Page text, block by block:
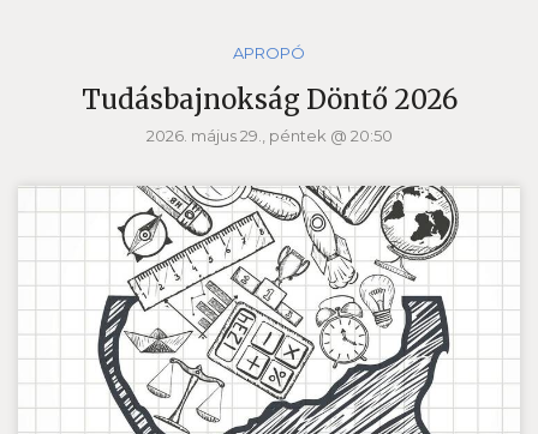
APROPÓ
Tudásbajnokság Döntő 2026
2026. május 29., péntek @ 20:50